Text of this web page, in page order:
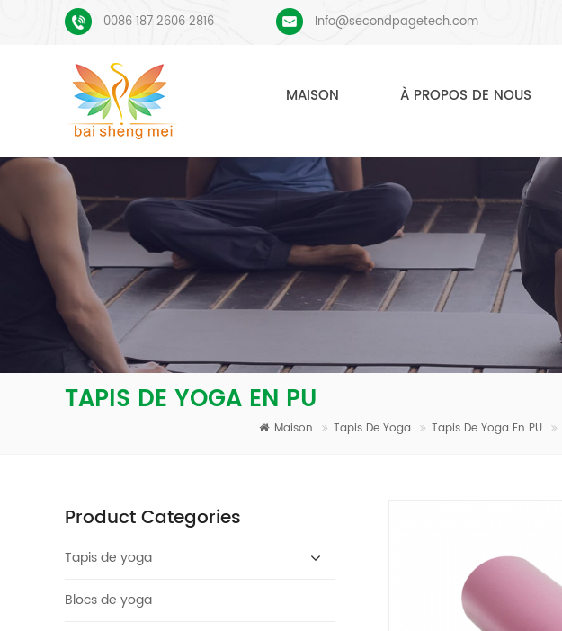
0086 187 2606 2816 Info@secondpagetech.com
MAISON À PROPOS DE NOUS
TAPIS DE YOGA EN PU
Maison Tapis De Yoga Tapis De Yoga En PU
Product Categories
Tapis de yoga
Blocs de yoga